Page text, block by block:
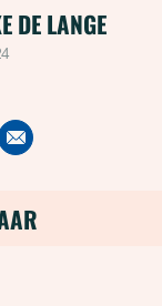
DE LANGE